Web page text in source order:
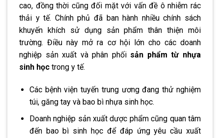
cao, đồng thời cũng đối mặt với vấn đề ô nhiễm rác
thải y tế. Chính phủ đã ban hành nhiều chính sách
khuyến khích sử dụng sản phẩm thân thiện môi
trường. Điều này mở ra cơ hội lớn cho các doanh
nghiệp sản xuất và phân phối sản phẩm từ nhựa
sinh học trong y tế.
Các bệnh viện tuyến trung ương đang thử nghiệm
túi, găng tay và bao bì nhựa sinh học.
Doanh nghiệp sản xuất dược phẩm cũng quan tâm
đến bao bì sinh học để đáp ứng yêu cầu xuất